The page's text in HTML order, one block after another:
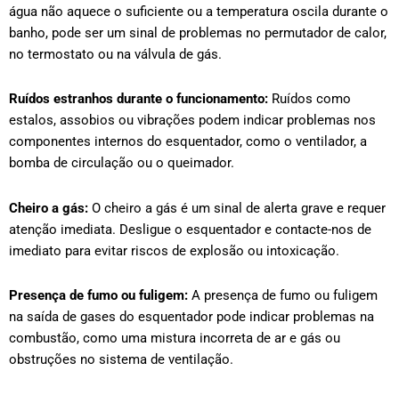
água não aquece o suficiente ou a temperatura oscila durante o
banho, pode ser um sinal de problemas no permutador de calor,
no termostato ou na válvula de gás.
Ruídos estranhos durante o funcionamento: Ruídos como
estalos, assobios ou vibrações podem indicar problemas nos
componentes internos do esquentador, como o ventilador, a
bomba de circulação ou o queimador.
Cheiro a gás: O cheiro a gás é um sinal de alerta grave e requer
atenção imediata. Desligue o esquentador e contacte-nos de
imediato para evitar riscos de explosão ou intoxicação.
Presença de fumo ou fuligem: A presença de fumo ou fuligem
na saída de gases do esquentador pode indicar problemas na
combustão, como uma mistura incorreta de ar e gás ou
obstruções no sistema de ventilação.